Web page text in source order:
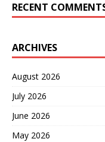
RECENT
ARCHIVES
August 2026
July 2026
June 2026
May 2026